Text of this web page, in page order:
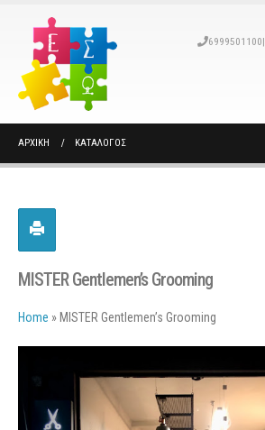
6999501100|
ΑΡΧΙΚΉ ΚΑΤΆΛΟΓΟΣ
MISTER Gentlemen’s Grooming
Home » MISTER Gentlemen’s Grooming